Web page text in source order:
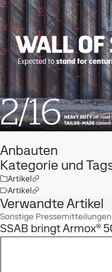
Anbauten
Kategorie und
Artikel
Artikel
Verwandte Artikel
Sonstige Pressemitteilungen
SSAB bringt Armox®
den Markt – das